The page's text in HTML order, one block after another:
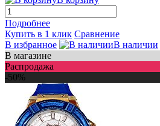
Подробнее
Купить в 1 клик Сравнение
В избранное
В наличии
В магазине
Распродажа
-50%